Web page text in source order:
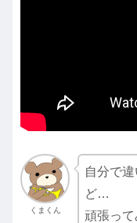
くまくん
自分で
ど…
頑張って